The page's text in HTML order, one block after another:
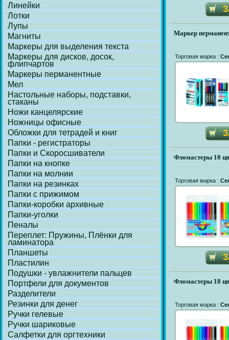
Линейки
Лотки
Лупы
Магниты
Маркеры для выделения текста
Маркеры для дисков, досок,
флипчартов
Маркеры перманентные
Мел
Настольные наборы, подставки,
стаканы
Ножи канцелярские
Ножницы офисные
Обложки для тетрадей и книг
Папки - регистраторы
Папки и Скоросшиватели
Папки на кнопке
Папки на молнии
Папки на резинках
Папки с прижимом
Папки-коробки архивные
Папки-уголки
Пеналы
Переплет: Пружины, Плёнки для
ламинатора
Планшеты
Пластилин
Подушки - увлажнители пальцев
Портфели для документов
Разделители
Резинки для денег
Ручки гелевые
Ручки шариковые
Салфетки для оргтехники
Маркер
Торговая марка :
Фломастеры 10
Торговая марка :
Фломастеры 18
Торговая марка :